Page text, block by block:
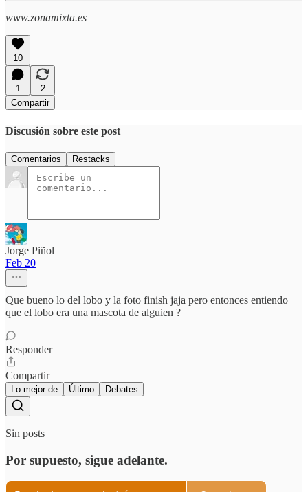
www.zonamixta.es
10
1
2
Compartir
Discusión sobre este post
Comentarios Restacks
Jorge Piñol
Feb 20
Que bueno lo del lobo y la foto finish jaja pero entonces entiendo
que el lobo era una mascota de alguien ?
Responder
Compartir
Lo mejor de Último Debates
Sin posts
Por supuesto, sigue adelante.